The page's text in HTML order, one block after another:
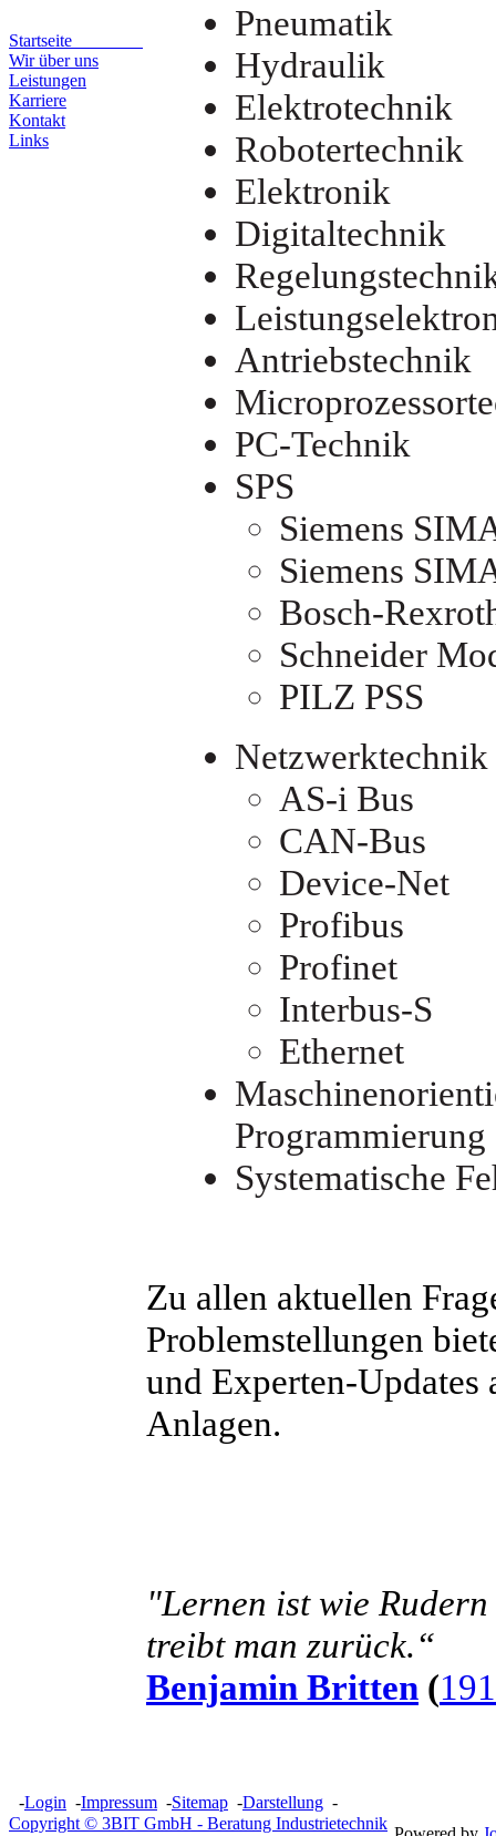
Startseite
Wir über uns
Leistungen
Karriere
Kontakt
Links
Pneumatik
Hydraulik
Elektrotechnik
Robotertechnik
Elektronik
Digitaltechnik
Antriebstechnik
PC-Technik
SPS
Siemens
Siemens
Bosch-
Schneider
PILZ PSS
Netzwerktechnik
AS-i Bus
CAN-Bus
Device-Net
Profibus
Profinet
Interbus-S
Ethernet
Programmierung
Systematische
Zu allen aktuellen
Problemstellungen
und Experten-Updates
Anlagen.
"Lernen ist wie
treibt man zurück.“
Benjamin Britten (
-Login -Impressum -Sitemap -Darstellung -
Copyright © 3BIT GmbH - Beratung Industrietechnik